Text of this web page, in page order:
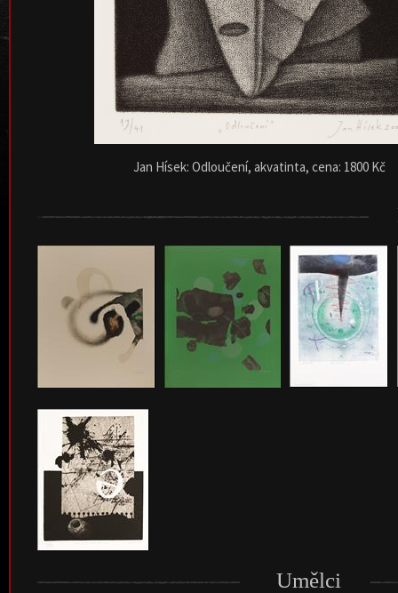
Jan Hísek: Odloučení, akvatinta, cena: 1800 Kč
Umělci